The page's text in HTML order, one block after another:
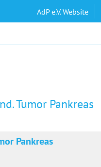
AdP e.V. Website
Tumor Pankreas
Pankreas